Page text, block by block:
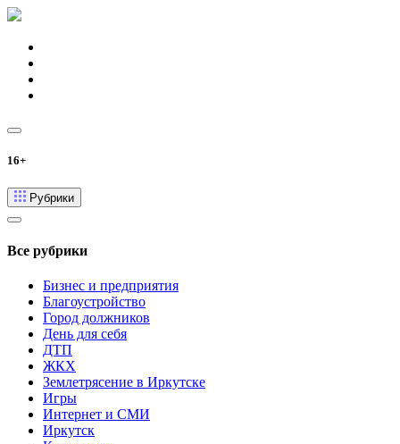
16+
Рубрики
Все рубрики
Бизнес и предприятия
Благоустройство
Город должников
День для себя
ДТП
ЖКХ
Землетрясение в Иркутске
Игры
Интернет и СМИ
Иркутск